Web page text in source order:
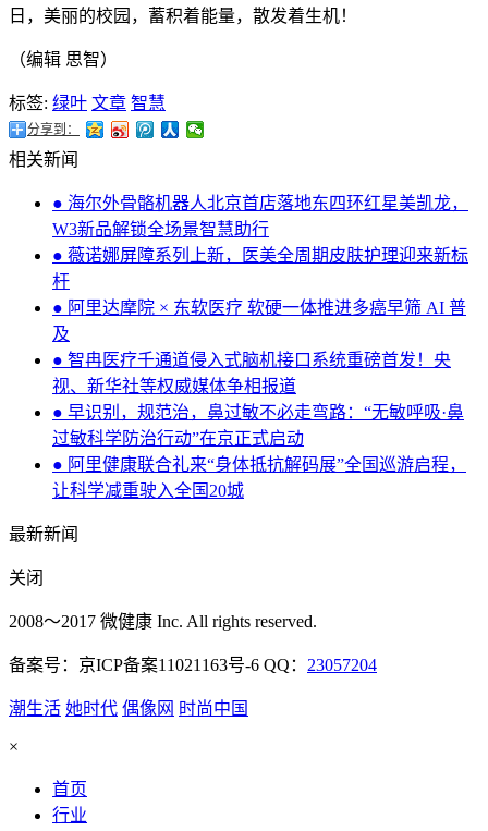
日，美丽的校园，蓄积着能量，散发着生机！
（编辑 思智）
标签: 绿叶 文章 智慧
分享到：
相关新闻
● 海尔外骨骼机器人北京首店落地东四环红星美凯龙，
W3新品解锁全场景智慧助行
● 薇诺娜屏障系列上新，医美全周期皮肤护理迎来新标
杆
● 阿里达摩院 × 东软医疗 软硬一体推进多癌早筛 AI 普
及
● 智冉医疗千通道侵入式脑机接口系统重磅首发！央
视、新华社等权威媒体争相报道
● 早识别，规范治，鼻过敏不必走弯路：“无敏呼吸·鼻
过敏科学防治行动”在京正式启动
● 阿里健康联合礼来“身体抵抗解码展”全国巡游启程，
让科学减重驶入全国20城
最新新闻
关闭
2008～2017 微健康 Inc. All rights reserved.
备案号：京ICP备案11021163号-6 QQ： 23057204
潮生活 她时代 偶像网 时尚中国
×
首页
行业